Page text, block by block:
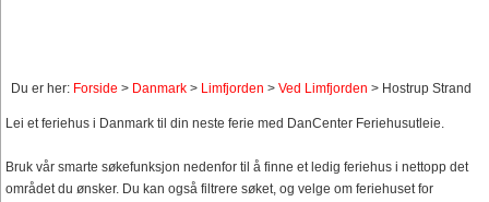
Du er her: Forside > Danmark > Limfjorden > Ved Limfjorden > Hostrup Strand
Lei et feriehus i Danmark til din neste ferie med DanCenter Feriehusutleie.
Bruk vår smarte søkefunksjon nedenfor til å finne et ledig feriehus i nettopp det
området du ønsker. Du kan også filtrere søket, og velge om feriehuset for